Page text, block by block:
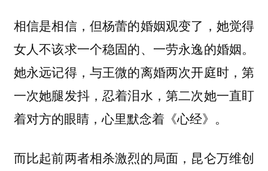
相信是相信，但杨蕾的婚姻观变了，她觉得
女人不该求一个稳固的、一劳永逸的婚姻。
她永远记得，与王微的离婚两次开庭时，第
一次她腿发抖，忍着泪水，第二次她一直盯
着对方的眼睛，心里默念着《心经》。
而比起前两者相杀激烈的局面，昆仑万维创